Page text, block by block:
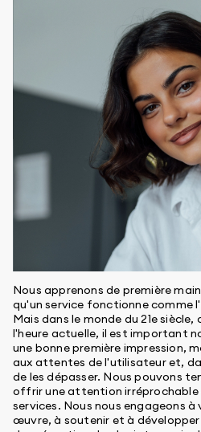
Nous apprenons de première
qu'un service fonctionne comme
Mais dans le monde du 21e
l'heure actuelle, il est important
une bonne première impression,
aux attentes de l'utilisateur et,
de les dépasser. Nous pouvons
offrir une attention irréprochable
services. Nous nous engageons
œuvre, à soutenir et à